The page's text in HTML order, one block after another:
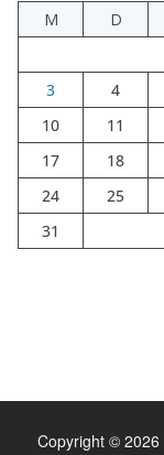
M
D
3
4
10
11
17
18
24
25
31
Copyright © 2026